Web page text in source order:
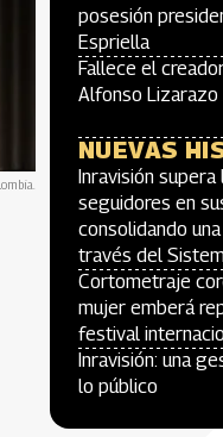
posesión
Espriella
Fallece el
Alfonso Lizarazo
NUEVAS
Inravisión
seguidores en
consolidando
través del
Cortometraje
mujer emberá
festival
Inravisión: una
lo público